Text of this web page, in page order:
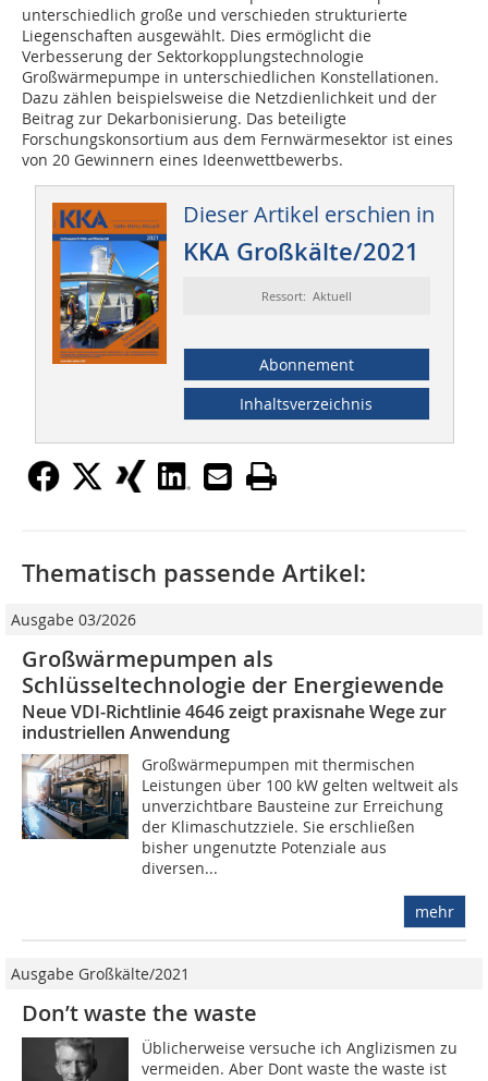
unterschiedlich große und verschieden strukturierte
Liegenschaften ausgewählt. Dies ermöglicht die
Verbesserung der Sektorkopplungstechnologie
Großwärmepumpe in unterschiedlichen Konstellationen.
Dazu zählen beispielsweise die Netzdienlichkeit und der
Beitrag zur Dekarbonisierung. Das beteiligte
Forschungskonsortium aus dem Fernwärmesektor ist eines
von 20 Gewinnern eines Ideenwettbewerbs.
Dieser Artikel erschien in
KKA Großkälte/2021
Ressort: Aktuell
Abonnement
Inhaltsverzeichnis
Thematisch passende Artikel:
Ausgabe 03/2026
Großwärmepumpen als
Schlüsseltechnologie der Energiewende
Neue VDI‑Richtlinie 4646 zeigt praxisnahe Wege zur
industriellen Anwendung
Großwärmepumpen mit thermischen
Leistungen über 100 kW gelten weltweit als
unverzichtbare Bausteine zur Erreichung
der Klimaschutzziele. Sie erschließen
bisher ungenutzte Potenziale aus
diversen...
mehr
Ausgabe Großkälte/2021
Don’t waste the waste
Üblicherweise versuche ich Ang­lizismen zu
vermeiden. Aber Dont waste the waste ist